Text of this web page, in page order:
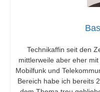
Technikaffin seit den
mittlerweile aber eher
Mobilfunk und
Bereich habe ich bereits